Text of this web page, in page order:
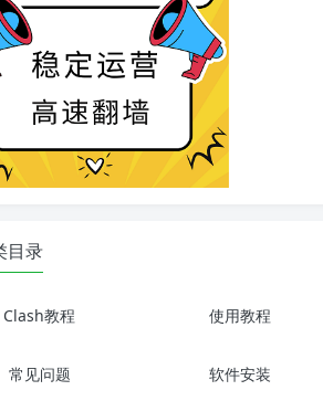
目录
Clash教程 使用教程
常见问题 软件安装